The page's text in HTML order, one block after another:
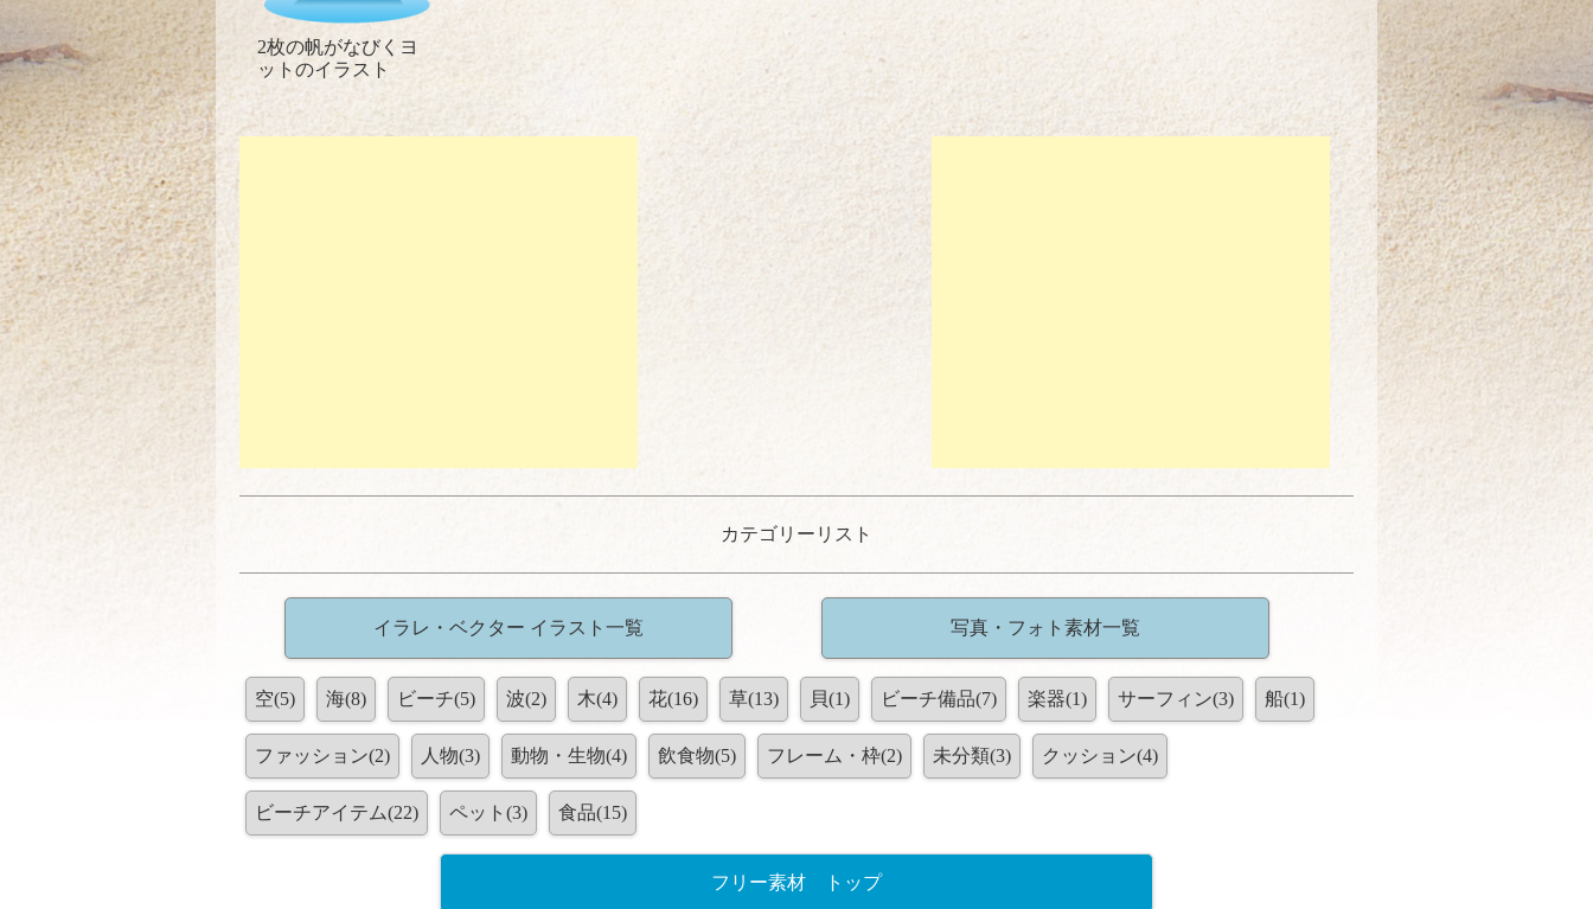
2枚の帆がなびくヨ
ットのイラスト
カテゴリーリスト
イラレ・ベクター イラスト一覧 写真・フォト素材一覧
空(5) 海(8) ビーチ(5) 波(2) 木(4) 花(16) 草(13) 貝(1) ビーチ備品(7) 楽器(1) サーフィン(3) 船(1)
ファッション(2) 人物(3) 動物・生物(4) 飲食物(5) フレーム・枠(2) 未分類(3) クッション(4)
ビーチアイテム(22) ペット(3) 食品(15)
フリー素材 トップ